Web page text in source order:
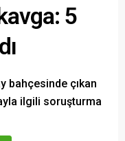
5
bahçesinde çıkan
ilgili soruşturma